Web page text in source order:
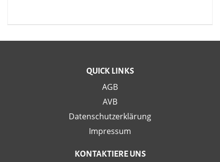
QUICK LINKS
AGB
AVB
Datenschutzerklärung
Impressum
KONTAKTIERE UNS